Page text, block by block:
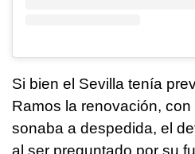
Si bien el Sevilla tenía
Ramos la renovación,
sonaba a despedida, el
al ser preguntado por su